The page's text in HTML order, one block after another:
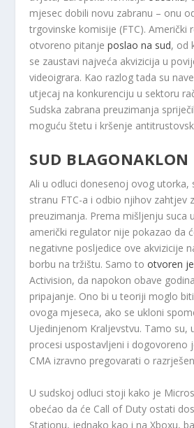
mjesec dobili novu zabranu – onu
trgovinske komisije (FTC). Američki
otvoreno pitanjeposlao na sud, od
se zaustavi najveća akvizicija u
videoigrara. Kao razlog tada su
utjecaj na konkurenciju u sektoru
Sudska zabrana preuzimanja
moguću štetu i kršenje
SUD BLAGONAKLON
Ali u odluci donesenoj ovog utorka,
stranu FTC-a i odbio njihov zahtjev
preuzimanja. Prema mišljenju suca
američki regulator nije pokazao da
negativne posljedice ove akvizicije
borbu na tržištu. Samo tootvoren
Activision, da napokon obave
pripajanje. Ono bi u teoriji moglo
ovoga mjeseca, ako se ukloni
Ujedinjenom Kraljevstvu. Tamo su,
procesi uspostavljeni i dogovoreno
CMA izravno pregovarati o
U sudskoj odluci stoji kako je
obećao da će Call of Duty ostati
Stationu, jednako kao i na Xboxu,